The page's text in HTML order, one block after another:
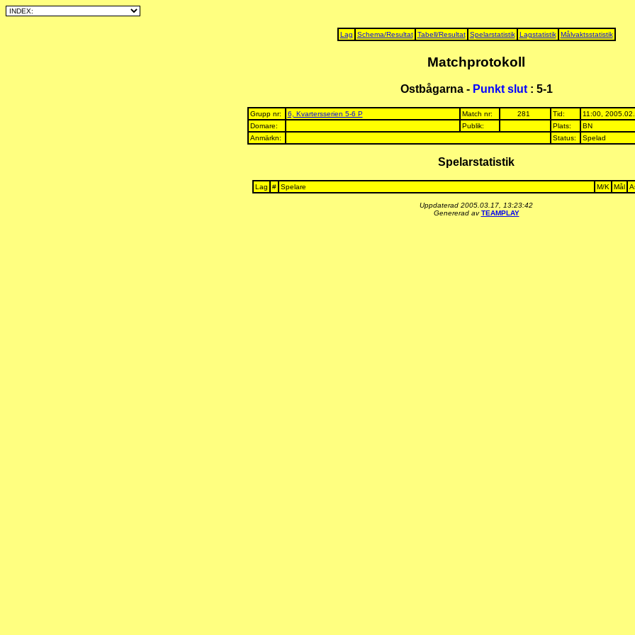
Lag Schema/Resultat Tabell/Resultat Spelarstatistik Lagstatistik Målvaktsstatistik
Matchprotokoll
Ostbågarna - Punkt slut : 5-1
Grupp nr: 6, Kvartersserien 5-6 P Match nr: 281 Tid:
11:00,
Domare:
Publik: Plats:
BN
Anmärkn:
Status: Spelad
Spelarstatistik
Lag # Spelare M/K Mål
Uppdaterad 2005.03.17, 13:23:42
Genererad avTEAMPLAY